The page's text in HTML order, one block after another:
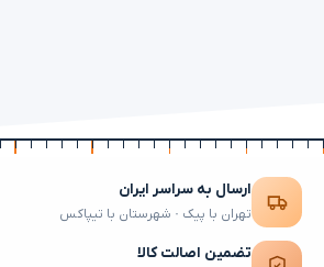
ارسال به سراسر ایران
تهران با پیک · شهرستان با تیپاکس
تضمین اصالت کالا